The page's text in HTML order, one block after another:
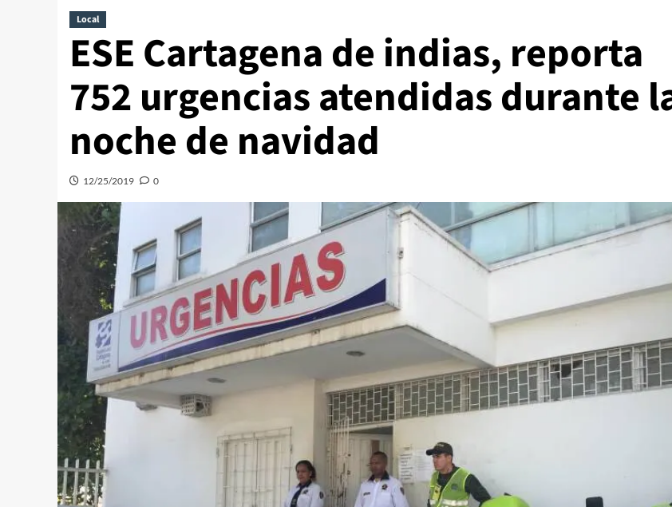
Local
ESE Cartagena de indias, reporta
752 urgencias atendidas durante
noche de navidad
12/25/2019 0